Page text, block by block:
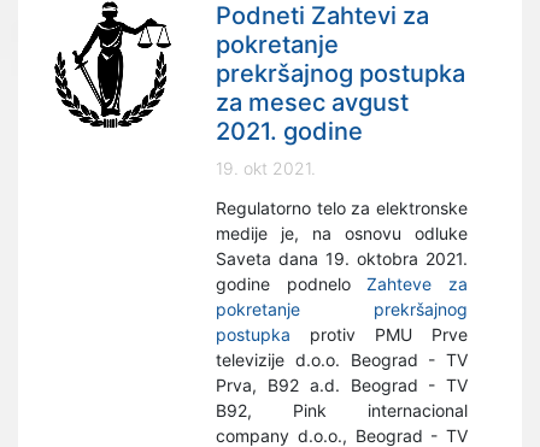
Podneti Zahtevi za
pokretanje
prekršajnog postupka
za mesec avgust
2021. godine
19. okt 2021.
Regulatorno telo za elektronske
medije je, na osnovu odluke
Saveta dana 19. oktobra 2021.
godine podneloZahteve za
pokretanje prekršajnog
postupka protiv PMU Prve
televizije d.o.o. Beograd - TV
Prva, B92 a.d. Beograd - TV
B92, Pink internacional
company d.o.o., Beograd - TV